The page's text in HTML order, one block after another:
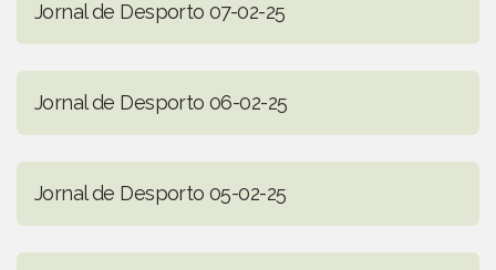
Jornal de Desporto 07-02-25
Jornal de Desporto 06-02-25
Jornal de Desporto 05-02-25